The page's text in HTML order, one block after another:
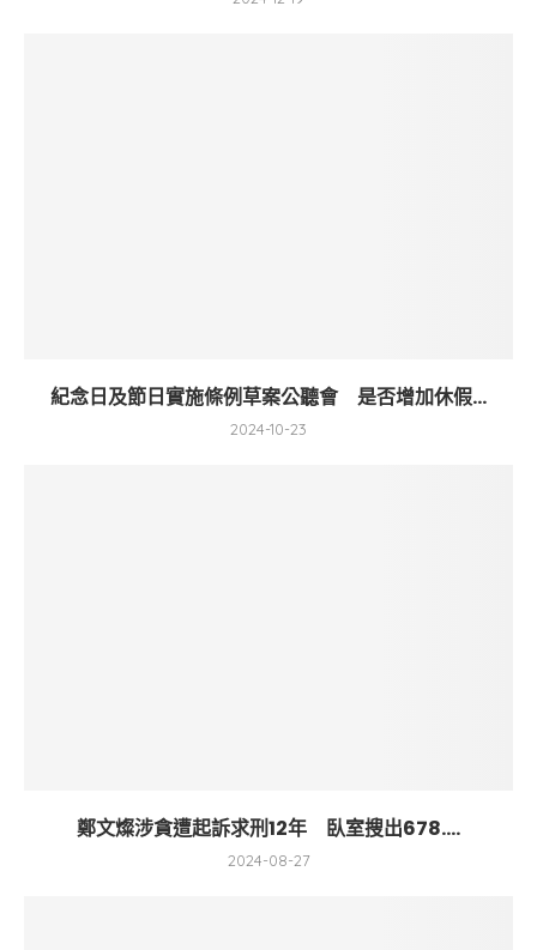
紀念日及節日實施條例草案公聽會 是否增加休假...
2024-10-23
鄭文燦涉貪遭起訴求刑12年 臥室搜出678....
2024-08-27